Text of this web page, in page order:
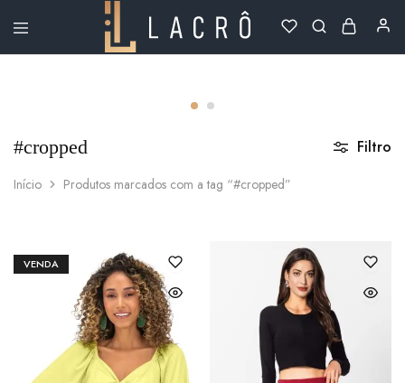
Lacrô
#cropped
Início Produtos marcados com a tag “#cropped”
Filtro
VENDA